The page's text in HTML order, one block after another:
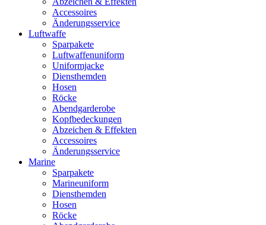
Accessoires
Änderungsservice
Luftwaffe
Sparpakete
Luftwaffenuniform
Uniformjacke
Diensthemden
Hosen
Röcke
Abendgarderobe
Kopfbedeckungen
Abzeichen & Effekten
Accessoires
Änderungsservice
Marine
Sparpakete
Marineuniform
Diensthemden
Hosen
Röcke